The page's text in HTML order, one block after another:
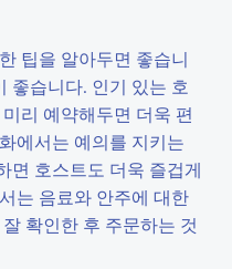
팁을 알아두면 좋습니
좋습니다. 인기 있는 호
리 예약해두면 더욱 편
에서는 예의를 지키는
면 호스트도 더욱 즐겁게
는 음료와 안주에 대한
확인한 후 주문하는 것